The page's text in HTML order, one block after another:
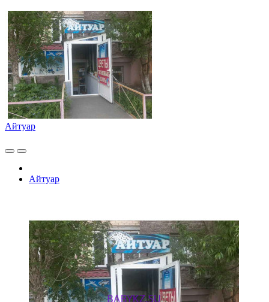
Айтуар
Айтуар